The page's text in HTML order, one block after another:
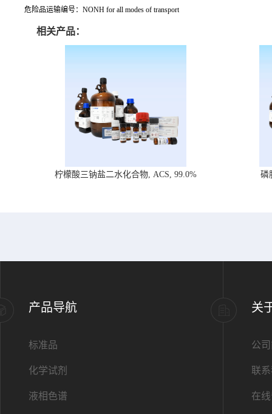
危险品运输编号：NONH for all modes of transport
相关产品：
柠檬酸三钠盐二水化合物, ACS, 99.0% 磷
产品导航
标准品
化学试剂
液相色谱
关
公
联
在